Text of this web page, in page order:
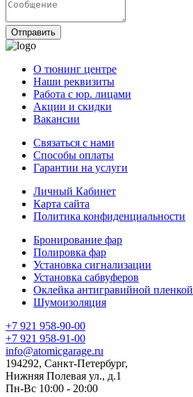
Отправить
О тюнинг центре
Наши реквизиты
Работа с юр. лицами
Акции и скидки
Вакансии
Связаться с нами
Способы оплаты
Гарантии на услуги
Личный Кабинет
Карта сайта
Политика конфиденциальности
Бронирование фар
Полировка фар
Установка сигнализации
Установка сабвуферов
Оклейка антигравийной пленкой
Шумоизоляция
+7 921 958-90-00
+7 921 958-91-00
info@atomicgarage.ru
194292, Санкт-Петербург,
Нижняя Полевая ул., д.1
Пн-Вс 10:00 - 20:00